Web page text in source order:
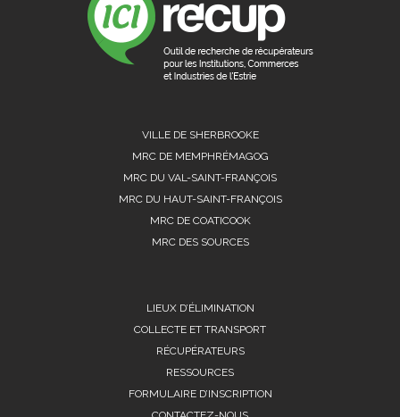
VILLE DE SHERBROOKE
MRC DE MEMPHRÉMAGOG
MRC DU VAL-SAINT-FRANÇOIS
MRC DU HAUT-SAINT-FRANÇOIS
MRC DE COATICOOK
MRC DES SOURCES
LIEUX D’ÉLIMINATION
COLLECTE ET TRANSPORT
RÉCUPÉRATEURS
RESSOURCES
FORMULAIRE D’INSCRIPTION